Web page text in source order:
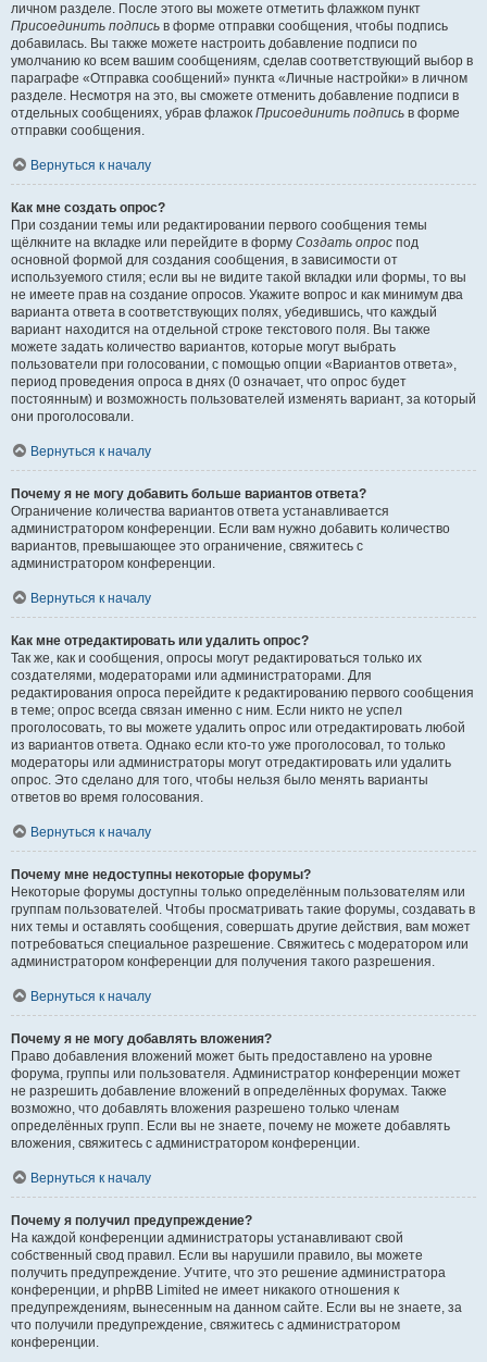
личном разделе. После этого вы можете отметить флажком пункт
Присоединить подпись в форме отправки сообщения, чтобы подпись
добавилась. Вы также можете настроить добавление подписи по
умолчанию ко всем вашим сообщениям, сделав соответствующий выбор в
параграфе «Отправка сообщений» пункта «Личные настройки» в личном
разделе. Несмотря на это, вы сможете отменить добавление подписи в
отдельных сообщениях, убрав флажок Присоединить подпись в форме
отправки сообщения.
Вернуться к началу
Как мне создать опрос?
При создании темы или редактировании первого сообщения темы
щёлкните на вкладке или перейдите в форму Создать опрос под
основной формой для создания сообщения, в зависимости от
используемого стиля; если вы не видите такой вкладки или формы, то вы
не имеете прав на создание опросов. Укажите вопрос и как минимум два
варианта ответа в соответствующих полях, убедившись, что каждый
вариант находится на отдельной строке текстового поля. Вы также
можете задать количество вариантов, которые могут выбрать
пользователи при голосовании, с помощью опции «Вариантов ответа»,
период проведения опроса в днях (0 означает, что опрос будет
постоянным) и возможность пользователей изменять вариант, за который
они проголосовали.
Вернуться к началу
Почему я не могу добавить больше вариантов ответа?
Ограничение количества вариантов ответа устанавливается
администратором конференции. Если вам нужно добавить количество
вариантов, превышающее это ограничение, свяжитесь с
администратором конференции.
Вернуться к началу
Как мне отредактировать или удалить опрос?
Так же, как и сообщения, опросы могут редактироваться только их
создателями, модераторами или администраторами. Для
редактирования опроса перейдите к редактированию первого сообщения
в теме; опрос всегда связан именно с ним. Если никто не успел
проголосовать, то вы можете удалить опрос или отредактировать любой
из вариантов ответа. Однако если кто-то уже проголосовал, то только
модераторы или администраторы могут отредактировать или удалить
опрос. Это сделано для того, чтобы нельзя было менять варианты
ответов во время голосования.
Вернуться к началу
Почему мне недоступны некоторые форумы?
Некоторые форумы доступны только определённым пользователям или
группам пользователей. Чтобы просматривать такие форумы, создавать в
них темы и оставлять сообщения, совершать другие действия, вам может
потребоваться специальное разрешение. Свяжитесь с модератором или
администратором конференции для получения такого разрешения.
Вернуться к началу
Почему я не могу добавлять вложения?
Право добавления вложений может быть предоставлено на уровне
форума, группы или пользователя. Администратор конференции может
не разрешить добавление вложений в определённых форумах. Также
возможно, что добавлять вложения разрешено только членам
определённых групп. Если вы не знаете, почему не можете добавлять
вложения, свяжитесь с администратором конференции.
Вернуться к началу
Почему я получил предупреждение?
На каждой конференции администраторы устанавливают свой
собственный свод правил. Если вы нарушили правило, вы можете
получить предупреждение. Учтите, что это решение администратора
конференции, и phpBB Limited не имеет никакого отношения к
предупреждениям, вынесенным на данном сайте. Если вы не знаете, за
что получили предупреждение, свяжитесь с администратором
конференции.